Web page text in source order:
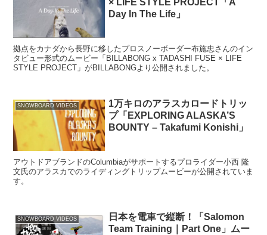
Day In The Life」
拠点をカナダから長野に移したプロスノーボーダー布施忠さんのイン
タビュー形式のムービー「BILLABONG x TADASHI FUSE × LIFE
STYLE PROJECT」がBILLABONGより公開されました。
SNOWBOARD VIDEOS
1万キロのアラスカロードトリッ
プ「EXPLORING ALASKA’S
BOUNTY – Takafumi Konishi」
アウトドアブランドのColumbiaがサポートするプロライダー小西 隆
文氏のアラスカでのライディングトリップムービーが公開されていま
す。
SNOWBOARD VIDEOS
日本を電車で縦断！「Salomon
Team Training｜Part One」ムー